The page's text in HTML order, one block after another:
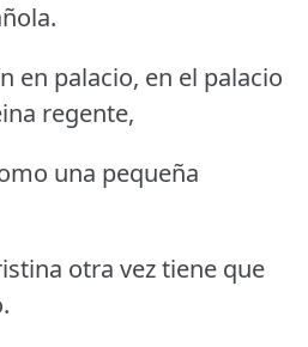
en palacio, en el palacio
regente,
una pequeña
otra vez tiene que